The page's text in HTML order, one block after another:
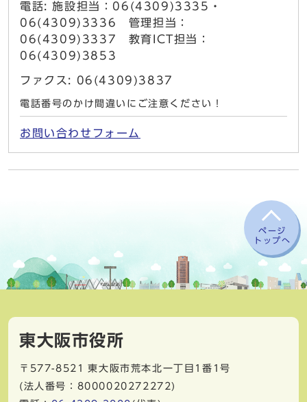
電話: 施設担当：06(4309)3335・
06(4309)3336 管理担当：
06(4309)3337 教育ICT担当：
06(4309)3853
ファクス: 06(4309)3837
電話番号のかけ間違いにご注意ください！
お問い合わせフォーム
ページ
トップへ
東大阪市役所
〒577-8521
東大阪市荒本北一丁目1番1号
(法人番号：8000020272272)